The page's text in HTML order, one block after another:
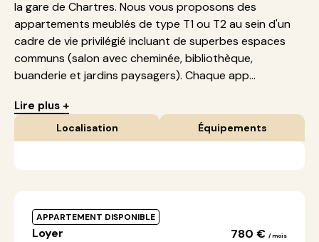
la gare de Chartres. Nous vous proposons des
appartements meublés de type T1 ou T2 au sein d'un
cadre de vie privilégié incluant de superbes espaces
communs (salon avec cheminée, bibliothèque,
buanderie et jardins paysagers). Chaque app...
Lire plus +
Localisation Équipements
APPARTEMENT DISPONIBLE
Loyer 780 € / mois